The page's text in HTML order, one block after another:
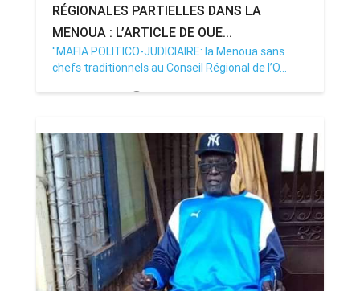
RÉGIONALES PARTIELLES DANS LA
MENOUA : L’ARTICLE DE OUE...
''MAFIA POLITICO-JUDICIAIRE: la Menoua sans
chefs traditionnels au Conseil Régional de l’O...
05/01/21 Par Adjahoung 0